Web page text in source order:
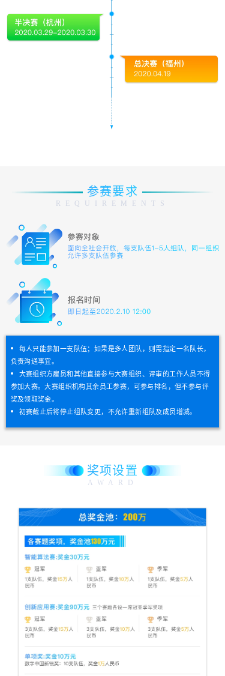
参赛要求
REQUIREMENTS
每人只能参加一支队伍；如果是多人团队，则需指定一名队长，
负责沟通事宜。
大赛组织方雇员和其他直接参与大赛组织、评审的工作人员不得
参加大赛。大赛组织机构其余员工参赛，可参与排名，但不参与评
奖及领取奖金。
初赛截止后将停止组队变更，不允许重新组队及成员增减。
奖项设置
AWARD